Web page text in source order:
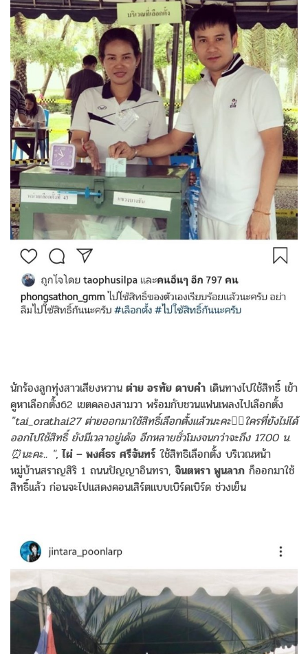
นักร้องลูกทุ่งสาวเสียงหวาน ต่าย อรทัย ดาบคำ เดินทางไปใช้สิทธิ์ เข้า
คูหาเลือกตั้ง62 เขตคลองสามวา พร้อมกับชวนแฟนเพลงไปเลือกตั้ง
"tai_orathai27 ต่ายออกมาใช้สิทธิ์เลือกตั้งแล้วนะคะ✍🏼ใครที่ยังไม่ได้
ออกไปใช้สิทธิ์ ยังมีเวลาอยู่เด้อ อีกหลายชั่วโมงจนกว่าจะถึง 17.00 น.
⏰นะคะ.. ", ไผ่ – พงศ์ธร ศรีจันทร์ ใช้สิทธิเลือกตั้ง บริเวณหน้า
หมู่บ้านสราญสิริ 1 ถนนปัญญาอินทรา,จินตหรา พูนลาภ ก็ออกมาใช้
สิทธิ์แล้ว ก่อนจะไปแสดงคอนเสิร์ตแบบเบิร์ดเบิร์ด ช่วงเย็น